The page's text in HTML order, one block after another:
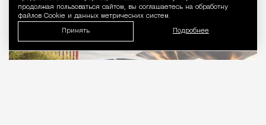
продолжая пользоваться сайтом, вы соглашаетесь на обработку
файлов Cookie и данных метрических систем.
Принять Подробнее